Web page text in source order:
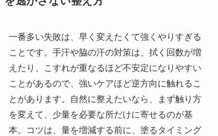
一番多い失敗は、早く変えたくて強くやりすぎる
ことです。手汗や脇の汗の対策は、拭く回数が増
えたり、こすれが重なるほど不安定になりやすい
ことがあるので、強いケアほど逆方向に触れるこ
とがあります。自然に整えたいなら、まず触り方
を変えて、少量を必要な所だけに寄せるのが基
本。コツは、量を増減する前に、塗るタイミング